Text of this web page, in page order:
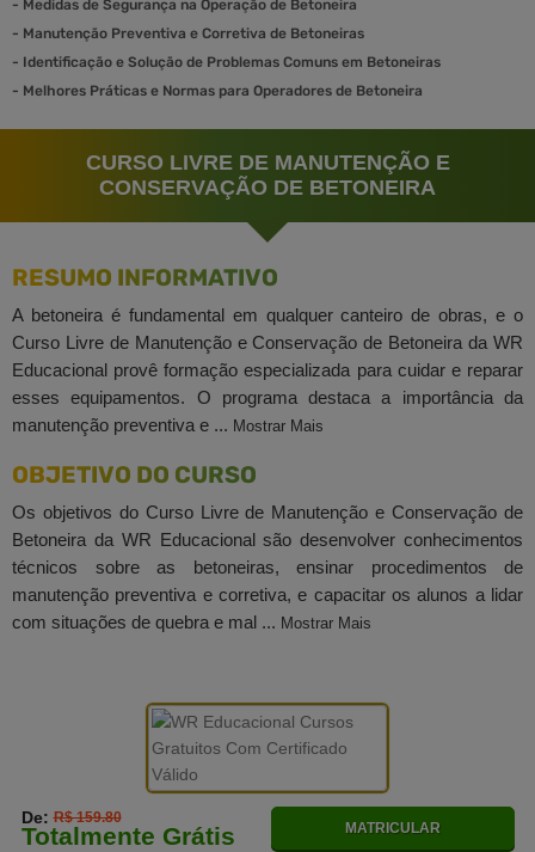
- Medidas de Segurança na Operação de Betoneira
- Manutenção Preventiva e Corretiva de Betoneiras
- Identificação e Solução de Problemas Comuns em Betoneiras
- Melhores Práticas e Normas para Operadores de Betoneira
CURSO LIVRE DE MANUTENÇÃO E
CONSERVAÇÃO DE BETONEIRA
RESUMO INFORMATIVO
A betoneira é fundamental em qualquer canteiro de obras, e o
Curso Livre de Manutenção e Conservação de Betoneira da WR
Educacional provê formação especializada para cuidar e reparar
esses equipamentos. O programa destaca a importância da
manutenção preventiva e ... Mostrar Mais
OBJETIVO DO CURSO
Os objetivos do Curso Livre de Manutenção e Conservação de
Betoneira da WR Educacional são desenvolver conhecimentos
técnicos sobre as betoneiras, ensinar procedimentos de
manutenção preventiva e corretiva, e capacitar os alunos a lidar
com situações de quebra e mal ... Mostrar Mais
De:R$ 159.80
Totalmente Grátis MATRICULAR